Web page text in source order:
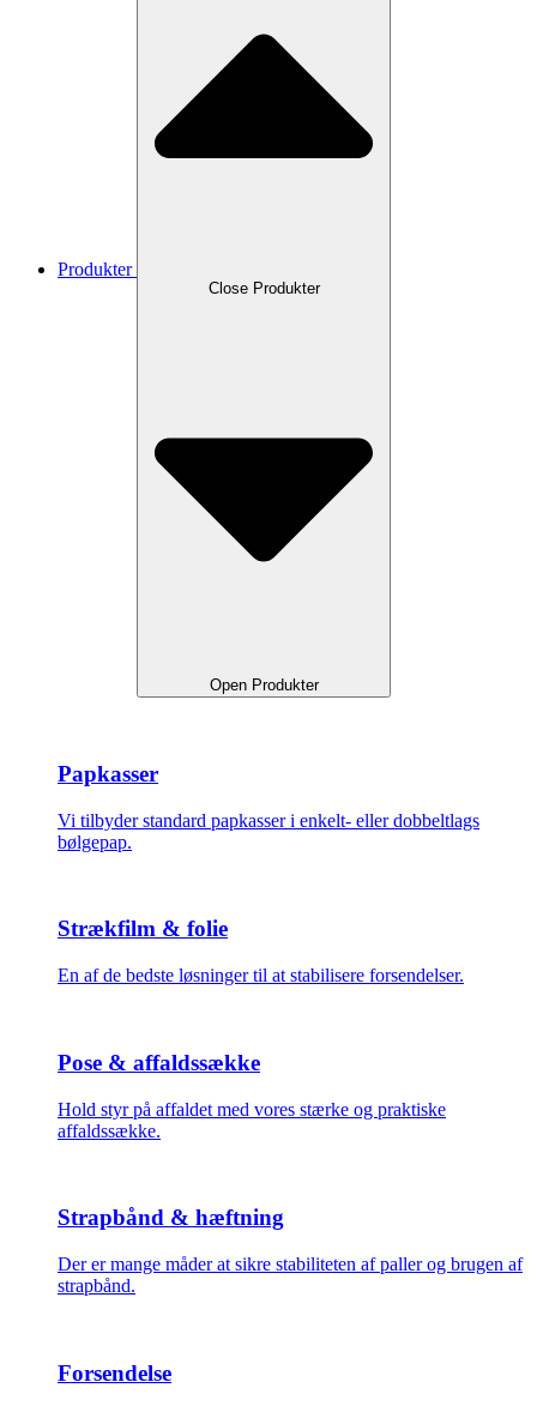
Produkter
Close Produkter
Open Produkter
Papkasser
Vi tilbyder standard papkasser i enkelt- eller dobbeltlags
bølgepap.
Strækfilm & folie
En af de bedste løsninger til at stabilisere forsendelser.
Pose & affaldssække
Hold styr på affaldet med vores stærke og praktiske
affaldssække.
Strapbånd & hæftning
Der er mange måder at sikre stabiliteten af paller og brugen af
strapbånd.
Forsendelse